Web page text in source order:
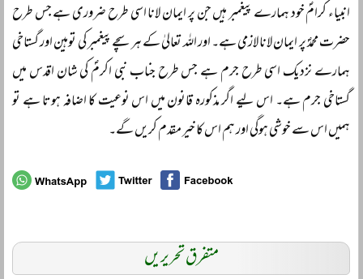
انبیاء کرامؐ خود ہمارے پیغمبر ہیں جن پر ایمان لانا اسی طرح ضروری ہے جس طرح
حضرت محمدؐ پر ایمان لانا لازمی ہے۔ اور اللہ تعالیٰ کے ہر سچے پیغمبر کی توہین اور گستاخی
ہمارے نزدیک اسی طرح جرم ہے جس طرح جناب نبی اکرمؐ کی شان اقدس میں
گستاخی جرم ہے۔ اس لیے اگر مذکورہ قانون میں اس نوعیت کا اضافہ ہوتا ہے تو
ہمیں اس سے خوشی ہوگی اور ہم اس کا خیر مقدم کریں گے۔
متفرق تحریریں